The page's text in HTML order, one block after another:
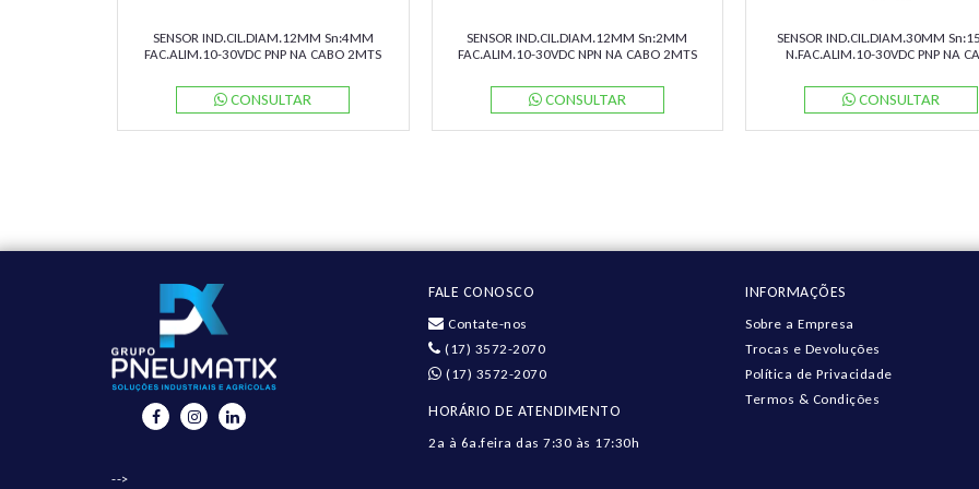
SENSOR IND.CIL.DIAM.12MM Sn:4MM
FAC.ALIM.10-30VDC PNP NA CABO 2MTS
PEPPERL
CONSULTAR
SENSOR IND.CIL.DIAM.12MM Sn:2MM
FAC.ALIM.10-30VDC NPN NA CABO 2MTS
CONSULTAR
SENSOR IND.CIL.DIAM.30MM
N.FAC.ALIM.10-30VDC PNP NA
PEPPERL (SUBST. 108653)
CONSULTAR
FALE CONOSCO
Contate-nos
(17) 3572-2070
(17) 3572-2070
HORÁRIO DE ATENDIMENTO
2a à 6a.feira das 7:30 às 17:30h
INFORMAÇÕES
Sobre a Empresa
Trocas e Devoluções
Política de Privacidade
Termos & Condições
-->